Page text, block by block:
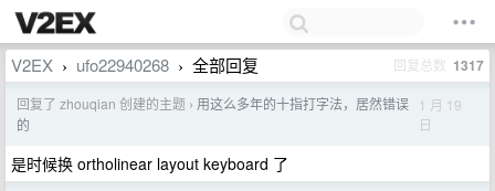
V2EX › ufo22940268 › 全部回复 回复总数 1317
回复了 zhouqian 创建的主题 › 用这么多年的十指打字法，居然错误
的
1 月 19
日
是时候换 ortholinear layout keyboard 了